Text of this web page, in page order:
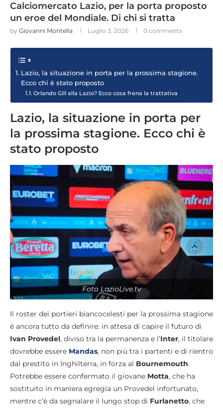
Calciomercato Lazio, per la porta proposto
un eroe del Mondiale. Di chi si tratta
by Giovanni Montella Luglio 3, 2026 0 comments
Lazio, la situazione in porta per la prossima stagione.
Ecco chi è stato proposto
Orlando Gill alla Lazio? Ecco cosa frena la trattativa
Lazio, la situazione in porta per
la prossima stagione. Ecco chi è
stato proposto
Foto LazioLive.tv
Il roster dei portieri biancocelesti per la prossima stagione
è ancora tutto da definire: in attesa di capire il futuro di
Ivan Provedel, diviso tra la permanenza e l’Inter, il titolare
dovrebbe essere Mandas, non più tra i partenti e di rientro
dal prestito in Inghilterra, in forza al Bournemouth.
Potrebbe essere confermato il giovane Motta, che ha
sostituito in maniera egregia un Provedel infortunato,
mentre c’è da segnalare il lungo stop di Furlanetto, che